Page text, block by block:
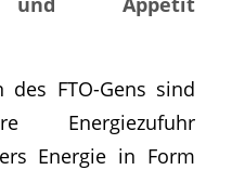
des FTO-Gens sind
Energie in Form